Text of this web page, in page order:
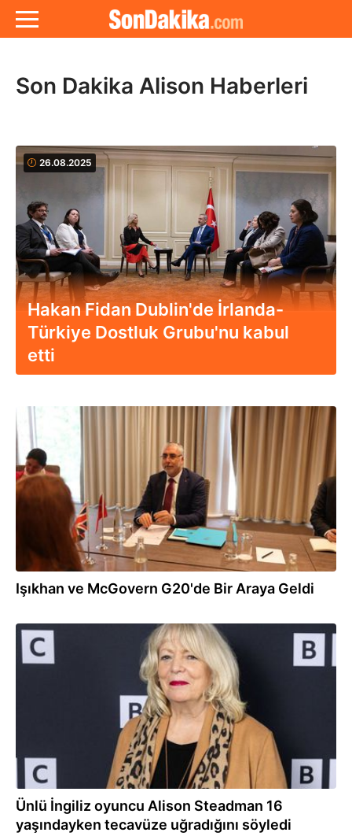
Son Dakika Alison Haberleri
26.08.2025
Hakan Fidan Dublin'de İrlanda-
Türkiye Dostluk Grubu'nu kabul
etti
05.08.2025
Işıkhan ve McGovern G20'de Bir Araya Geldi
15.10.2024
Ünlü İngiliz oyuncu Alison Steadman 16
yaşındayken tecavüze uğradığını söyledi